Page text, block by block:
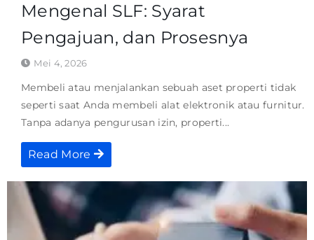
Mengenal SLF: Syarat
Pengajuan, dan Prosesnya
Mei 4, 2026
Membeli atau menjalankan sebuah aset properti tidak
seperti saat Anda membeli alat elektronik atau furnitur.
Tanpa adanya pengurusan izin, properti...
Read More